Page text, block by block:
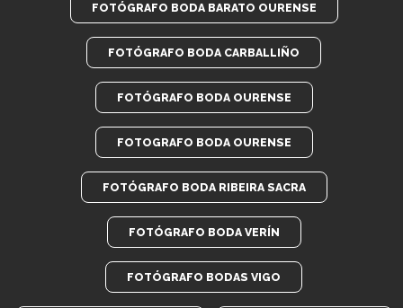
FOTÓGRAFO BODA BARATO OURENSE
FOTÓGRAFO BODA CARBALLIÑO
FOTÓGRAFO BODA OURENSE
FOTOGRAFO BODA OURENSE
FOTÓGRAFO BODA RIBEIRA SACRA
FOTÓGRAFO BODA VERÍN
FOTÓGRAFO BODAS VIGO